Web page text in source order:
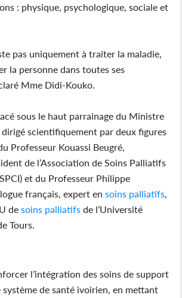
: physique, psychologique, sociale et
pas uniquement à traiter la maladie,
la personne dans toutes ses
Mme Didi-Kouko.
sous le haut parrainage du Ministre
dirigé scientifiquement par deux figures
Professeur Kouassi Beugré,
de l’Association de Soins Palliatifs
et du Professeur Philippe
français, expert en soins palliatifs,
de soins palliatifs de l’Université
Tours.
l’intégration des soins de support
de santé ivoirien, en mettant